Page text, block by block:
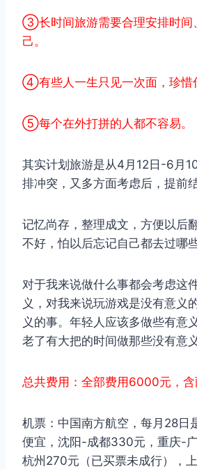
③长时间旅游需要合理安排时间
己。
④有些人一生只见一次面，珍惜
⑤每个在外打拼的人都不容易。
其实计划旅游是从4月12日-6月
排冲突，又多方面考虑后，提前
记忆尚存，整理成文，方便以后
不好，怕以后忘记自己都去过哪些
对于我来说做什么事都会考虑这
义，对我来说玩游戏是没有意义
义的事。年轻人应该多做些有意
老了有大把的时间做那些没有意义
总共费用：全部费用6000元，含
机票：中国南方航空，每月28日
便宜，沈阳-成都330元，重庆-
杭州270元（已买票未成行），